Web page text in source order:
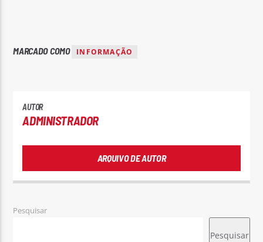
MARCADO COMO INFORMAÇÃO
AUTOR
ADMINISTRADOR
ARQUIVO DE AUTOR
Pesquisar
Pesquisar